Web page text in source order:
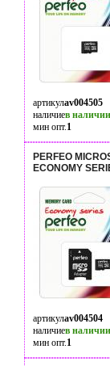
артикулav004505
наличиев наличии
мин опт.1
PERFEO
ECONOMY
артикулav004504
наличиев наличии
мин опт.1